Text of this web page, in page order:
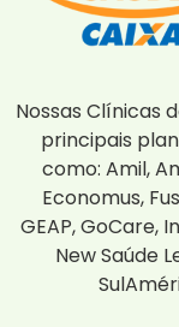
Nossas Clínicas
principais
como: Amil,
Economus,
GEAP, GoCare,
New Saúde